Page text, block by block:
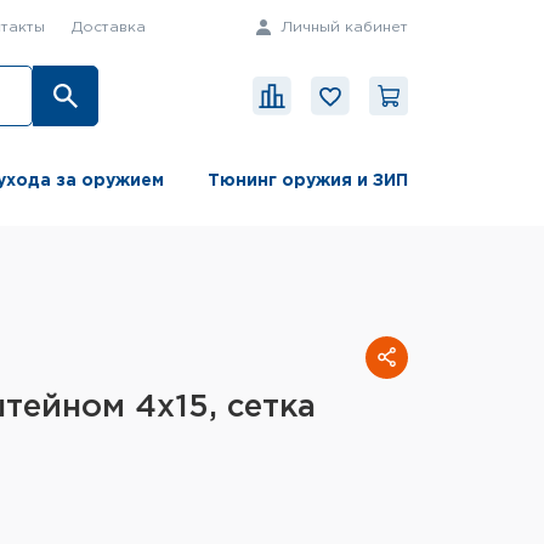
Доставка Личный кабинет
за оружием Тюнинг оружия и ЗИП
4x15, сетка